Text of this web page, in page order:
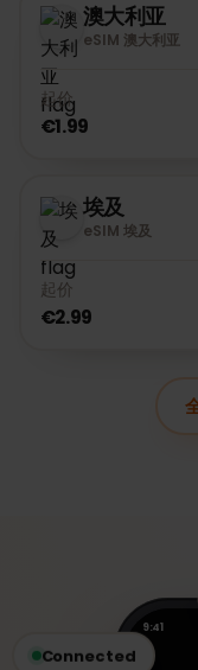
澳大利亚
eSIM 澳大利亚
起价
€1.99
埃及
eSIM 埃及
起价
€2.99